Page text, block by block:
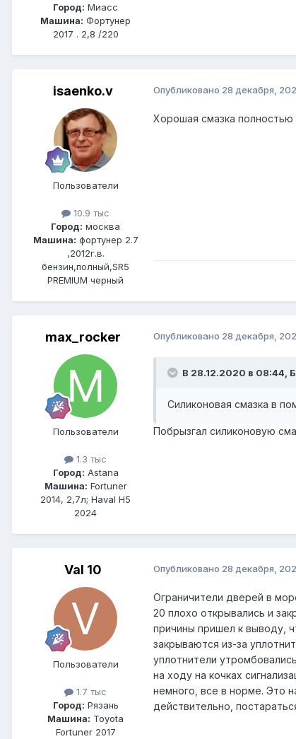
Город: Миасс
Машина: Фортунер
2017 . 2,8 /220
isaenko.v
Пользователи
10.9 тыс
Город: москва
Машина: фортунер 2.7
,2012г.в.
бензин,полный,SR5
PREMIUM черный
Опубликовано 28 декабря,
Хорошая смазка полностью
max_rocker
Пользователи
1.3 тыс
Город: Astana
Машина: Fortuner
2014, 2,7л; Haval H5
2024
Опубликовано 28 декабря,
В 28.12.2020 в 08:44,
Силиконовая смазка в
Побрызгал силиконовую
Val 10
Пользователи
1.7 тыс
Город: Рязань
Машина: Toyota
Fortuner 2017
Опубликовано 28 декабря,
Ограничители дверей в
20 плохо открывались и
причины пришел к выводу,
закрываются из-за
уплотнители
на ходу на кочках
немного, все в норме. Это
действительно,